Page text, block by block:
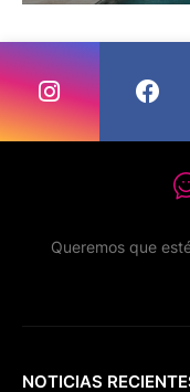
Queremos que
NOTICIAS